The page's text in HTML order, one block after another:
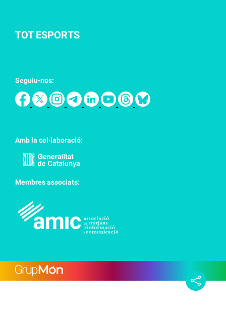
TOT ESPORTS
Seguiu-nos:
Amb la col·laboració:
Membres associats: